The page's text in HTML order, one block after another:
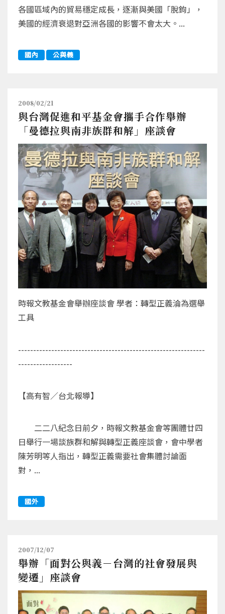
各國區域內的貿易穩定成長，逐漸與美國「脫鉤」，
美國的經濟衰退對亞洲各國的影響不會太大。...
國內 公與義
2008/02/21
與台灣促進和平基金會攜手合作舉辦
「曼德拉與南非族群和解」座談會
時報文教基金會舉辦座談會 學者：轉型正義淪為選舉
工具
--------------------------------------------------------------
------------------
【高有智／台北報導】
二二八紀念日前夕，時報文教基金會等團體廿四
日舉行一場談族群和解與轉型正義座談會，會中學者
陳芳明等人指出，轉型正義需要社會集體討論面
對，...
國外
2007/12/07
舉辦「面對公與義－台灣的社會發展與
變遷」座談會